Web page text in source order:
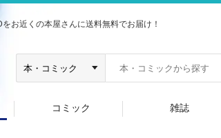
お近くの本屋さんに送料無料でお届け！
コミック 雑誌